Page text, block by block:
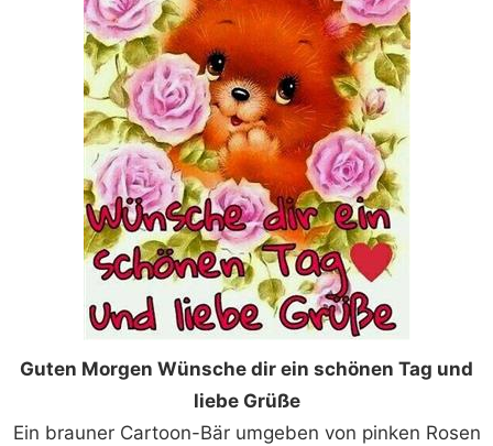
Guten Morgen Wünsche dir ein schönen Tag und
liebe Grüße
Ein brauner Cartoon-Bär umgeben von pinken Rosen